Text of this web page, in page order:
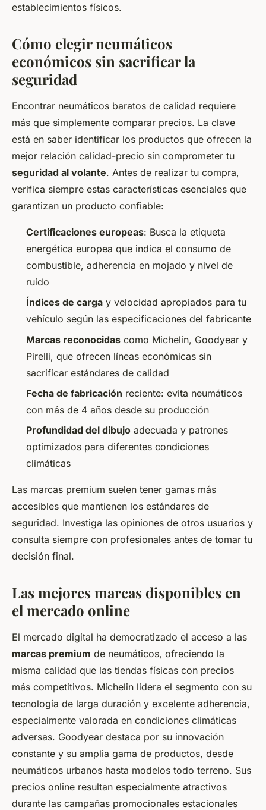
establecimientos físicos.
Cómo elegir neumáticos
económicos sin sacrificar la
seguridad
Encontrar neumáticos baratos de calidad requiere
más que simplemente comparar precios. La clave
está en saber identificar los productos que ofrecen la
mejor relación calidad-precio sin comprometer tu
seguridad al volante. Antes de realizar tu compra,
verifica siempre estas características esenciales que
garantizan un producto confiable:
Certificaciones europeas: Busca la etiqueta
energética europea que indica el consumo de
combustible, adherencia en mojado y nivel de
ruido
Índices de carga y velocidad apropiados para tu
vehículo según las especificaciones del fabricante
Marcas reconocidas como Michelin, Goodyear y
Pirelli, que ofrecen líneas económicas sin
sacrificar estándares de calidad
Fecha de fabricación reciente: evita neumáticos
con más de 4 años desde su producción
Profundidad del dibujo adecuada y patrones
optimizados para diferentes condiciones
climáticas
Las marcas premium suelen tener gamas más
accesibles que mantienen los estándares de
seguridad. Investiga las opiniones de otros usuarios y
consulta siempre con profesionales antes de tomar tu
decisión final.
Las mejores marcas disponibles en
el mercado online
El mercado digital ha democratizado el acceso a las
marcas premium de neumáticos, ofreciendo la
misma calidad que las tiendas físicas con precios
más competitivos. Michelin lidera el segmento con su
tecnología de larga duración y excelente adherencia,
especialmente valorada en condiciones climáticas
adversas. Goodyear destaca por su innovación
constante y su amplia gama de productos, desde
neumáticos urbanos hasta modelos todo terreno. Sus
precios online resultan especialmente atractivos
durante las campañas promocionales estacionales